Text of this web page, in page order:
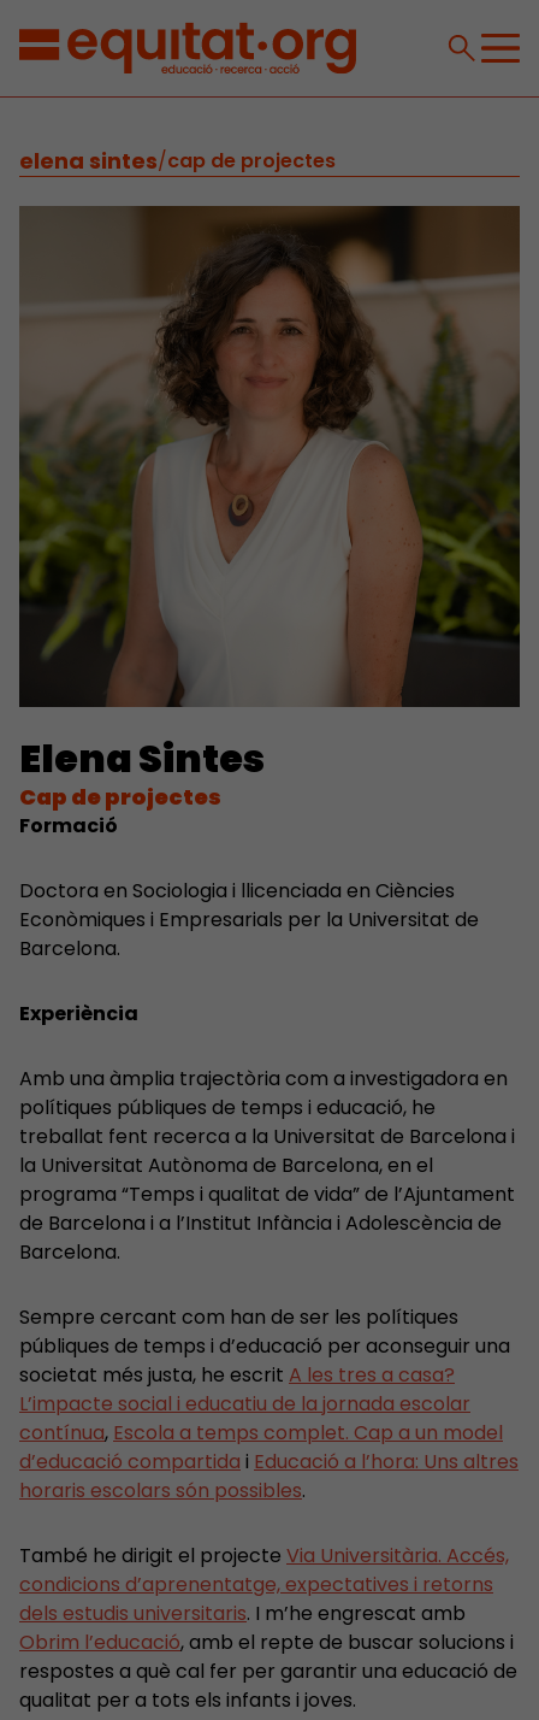
elena sintes/cap de projectes
Elena Sintes
Cap de projectes
Formació
Doctora en Sociologia i llicenciada en Ciències
Econòmiques i Empresarials per la Universitat de
Barcelona.
Experiència
Amb una àmplia trajectòria com a investigadora en
polítiques públiques de temps i educació, he
treballat fent recerca a la Universitat de Barcelona i
la Universitat Autònoma de Barcelona, en el
programa “Temps i qualitat de vida” de l’Ajuntament
de Barcelona i a l’Institut Infància i Adolescència de
Barcelona.
Sempre cercant com han de ser les polítiques
públiques de temps i d’educació per aconseguir una
societat més justa, he escrit A les tres a casa?
L’impacte social i educatiu de la jornada escolar
contínua, Escola a temps complet. Cap a un model
d’educació compartida i Educació a l’hora: Uns altres
horaris escolars són possibles.
També he dirigit el projecte Via Universitària. Accés,
condicions d’aprenentatge, expectatives i retorns
dels estudis universitaris. I m’he engrescat amb
Obrim l’educació, amb el repte de buscar solucions i
respostes a què cal fer per garantir una educació de
qualitat per a tots els infants i joves.